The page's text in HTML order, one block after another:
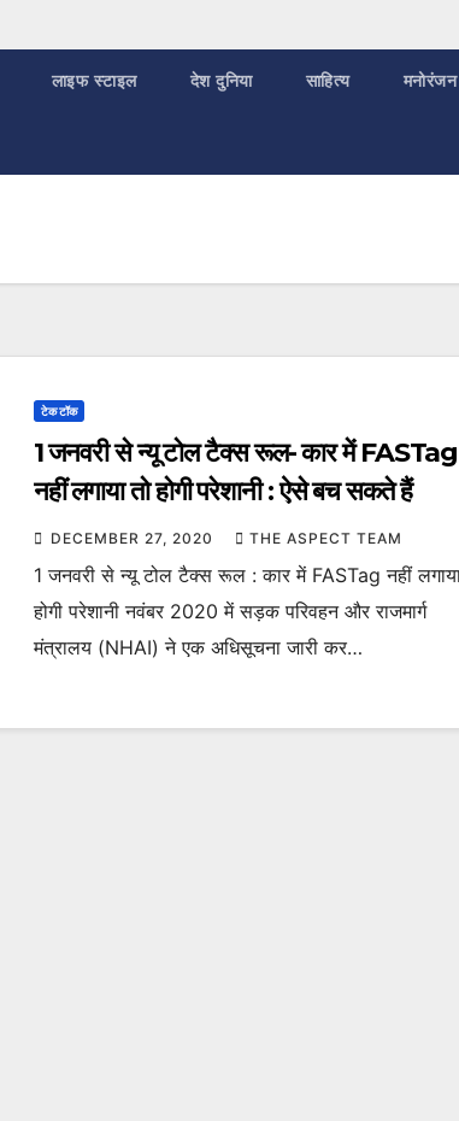
लाइफ स्टाइल देश दुनिया साहित्य मनोरंजन
टेक टॉक
1 जनवरी से न्यू टोल टैक्स रूल- कार में FASTag
नहीं लगाया तो होगी परेशानी : ऐसे बच सकते हैं
DECEMBER 27, 2020 THE ASPECT TEAM
1 जनवरी से न्यू टोल टैक्स रूल : कार में FASTag नहीं
होगी परेशानी नवंबर 2020 में सड़क परिवहन और राजमार्ग
मंत्रालय (NHAI) ने एक अधिसूचना जारी कर…